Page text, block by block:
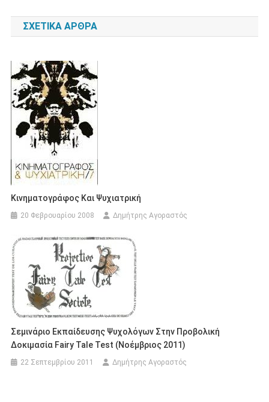
άρθρων
ΣΧΕΤΙΚΆ ΆΡΘΡΑ
Κινηματογράφος Και Ψυχιατρική
20 Φεβρουαρίου 2008 Δημήτρης Αγοραστός
Σεμινάριο Εκπαίδευσης Ψυχολόγων Στην Προβολική
Δοκιμασία Fairy Tale Test (Νοέμβριος 2011)
22 Σεπτεμβρίου 2011 Δημήτρης Αγοραστός